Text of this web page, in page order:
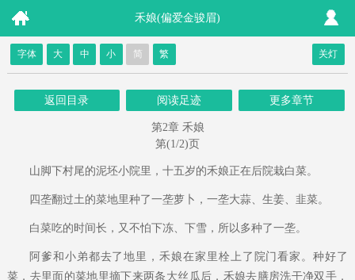
禾娘(偏爱金骏眉)
字体 大 中 小 简 繁 关灯
返回目录 阅读足迹 更多章节
第2章 禾娘
第(1/2)页
山脚下村尾的泥坯小院里，十五岁的禾娘正在后院栽白菜。
四垄翻过土的菜地里种了一垄萝卜，一垄大蒜、生姜、韭菜。
白菜吃的时间长，又不怕下冻、下雪，所以多种了一垄。
阿爹和小弟都去了地里，禾娘在家里栓上了院门看家。种好了
菜，去里面的菜地里摘下来两条大丝瓜后，禾娘去膳房洗干净双手，